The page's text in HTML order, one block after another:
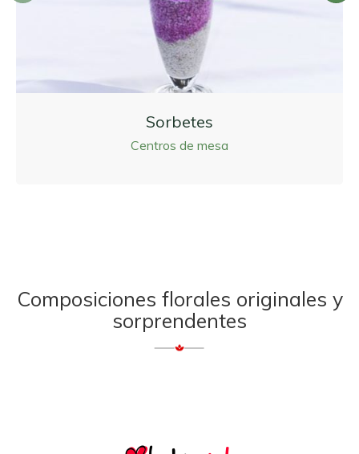
Sorbetes
Centros de mesa
Composiciones florales originales y
sorprendentes